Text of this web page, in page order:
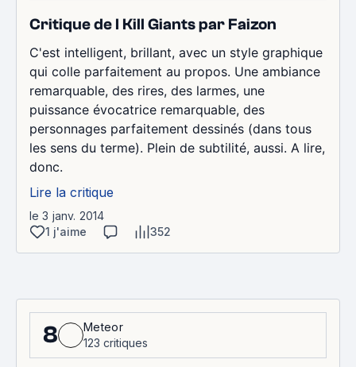
Critique de I Kill Giants par Faizon
C'est intelligent, brillant, avec un style graphique
qui colle parfaitement au propos. Une ambiance
remarquable, des rires, des larmes, une
puissance évocatrice remarquable, des
personnages parfaitement dessinés (dans tous
les sens du terme). Plein de subtilité, aussi. A lire,
donc.
Lire la critique
le 3 janv. 2014
1 j'aime
352
8
Meteor
123 critiques